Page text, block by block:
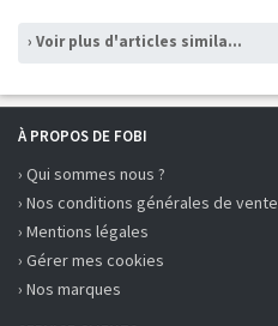
› Voir plus d'articles similaires
À PROPOS DE FOBI
› Qui sommes nous ?
› Nos conditions générales de vente
› Mentions légales
› Gérer mes cookies
› Nos marques